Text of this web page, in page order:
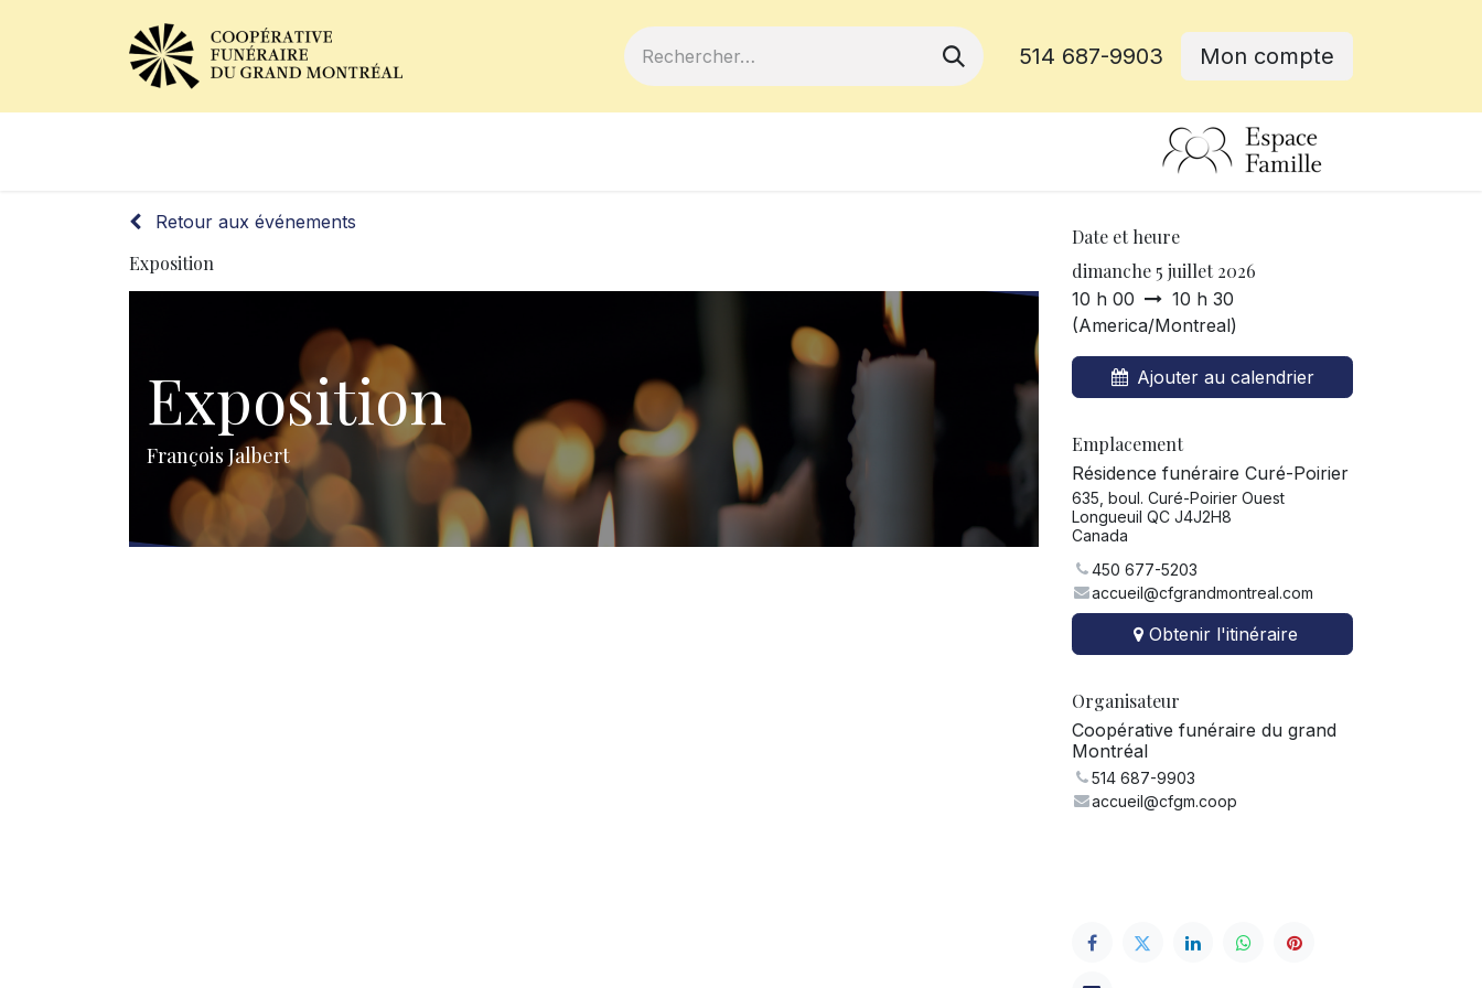
514 687-9903 Mon compte
Retour aux événements
Exposition
Exposition
François Jalbert
Date et heure
dimanche 5 juillet 2026
10 h 00
10 h 30
(America/Montreal)
Ajouter au calendrier
Emplacement
Résidence funéraire Curé-Poirier
635, boul. Curé-Poirier Ouest
Longueuil QC J4J2H8
Canada
450 677-5203
accueil@cfgrandmontreal.com
Obtenir l'itinéraire
Organisateur
Coopérative funéraire du grand
Montréal
514 687-9903
accueil@cfgm.coop